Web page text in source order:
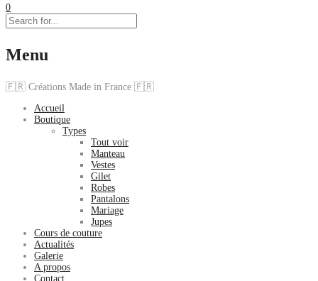
0
Menu
🇫🇷 Créations Made in France 🇫🇷
Accueil
Boutique
Types
Tout voir
Manteau
Vestes
Gilet
Robes
Pantalons
Mariage
Jupes
Cours de couture
Actualités
Galerie
A propos
Contact